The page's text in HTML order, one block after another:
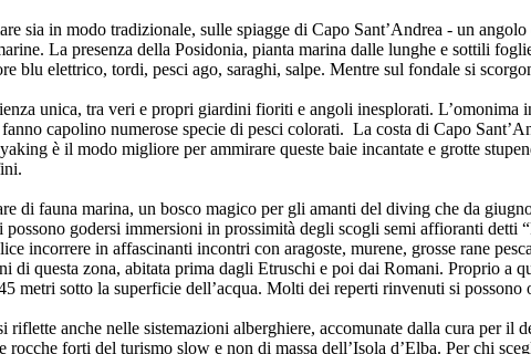
sia in modo tradizionale, sulle spiagge di Capo Sant’Andrea - un
La presenza della Posidonia, pianta marina dalle lunghe e sottili
blu elettrico, tordi, pesci ago, saraghi, salpe. Mentre sul fondale si
unica, tra veri e propri giardini fioriti e angoli inesplorati. L’omonima
capolino numerose specie di pesci colorati. La costa di Capo
è il modo migliore per ammirare queste baie incantate e grotte
di fauna marina, un bosco magico per gli amanti del diving che da
godersi immersioni in prossimità degli scogli semi affioranti
incorrere in affascinanti incontri con aragoste, murene, grosse rane
di questa zona, abitata prima dagli Etruschi e poi dai Romani. Proprio a
metri sotto la superficie dell’acqua. Molti dei reperti rinvenuti si
riflette anche nelle sistemazioni alberghiere, accomunate dalla cura per il
forti del turismo slow e non di massa dell’Isola d’Elba. Per chi